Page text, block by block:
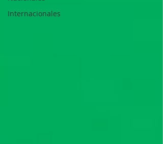
Internacionales